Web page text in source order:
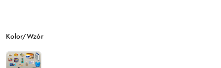
Wariant
Kolor/Wzór